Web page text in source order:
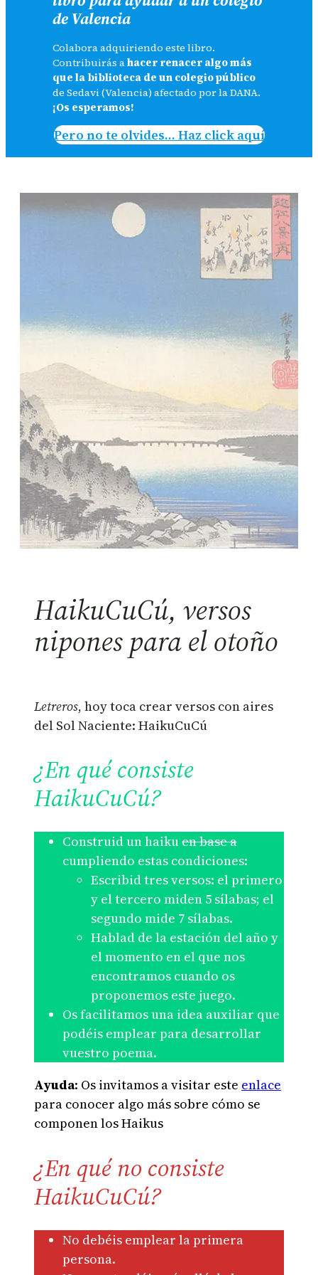
de Valencia
Colabora adquiriendo este libro.
Contribuirás ahacer renacer algo más
que la biblioteca de un colegio público
de Sedavi (Valencia) afectado por la DANA.
¡Os esperamos!
Pero no te olvides… Haz click aquí
HaikuCuCú, versos
nipones para el otoño
Letreros, hoy toca crear versos con aires
del Sol Naciente: HaikuCuCú
¿En qué consiste
HaikuCuCú?
Construid un haikuen base a
cumpliendo estas condiciones:
Escribid tres versos: el primero
y el tercero miden 5 sílabas; el
segundo mide 7 sílabas.
Hablad de la estación del año y
el momento en el que nos
encontramos cuando os
proponemos este juego.
Os facilitamos una idea auxiliar que
podéis emplear para desarrollar
vuestro poema.
Ayuda: Os invitamos a visitar este enlace
para conocer algo más sobre cómo se
componen los Haikus
¿En qué no consiste
HaikuCuCú?
No debéis emplear la primera
persona.